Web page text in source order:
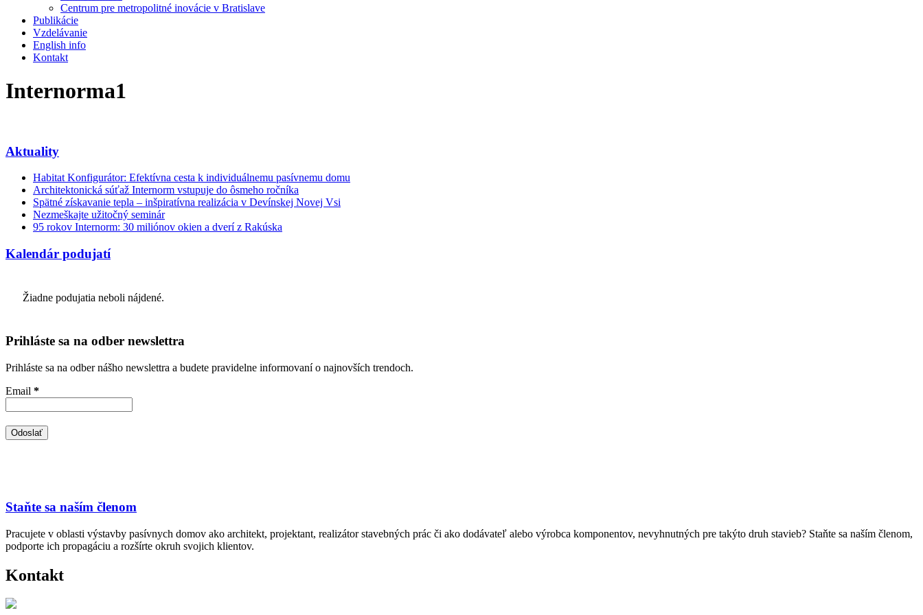
Centrum pre metropolitné inovácie v Bratislave
Publikácie
Vzdelávanie
English info
Kontakt
Internorma1
Aktuality
Habitat Konfigurátor: Efektívna cesta k individuálnemu pasívnemu domu
Architektonická súťaž Internorm vstupuje do ôsmeho ročníka
Spätné získavanie tepla – inšpiratívna realizácia v Devínskej Novej Vsi
Nezmeškajte užitočný seminár
95 rokov Internorm: 30 miliónov okien a dverí z Rakúska
Kalendár podujatí
Žiadne podujatia neboli nájdené.
Prihláste sa na odber newslettra
Prihláste sa na odber nášho newslettra a budete pravidelne informovaní o najnovších trendoch.
Email *
Staňte sa naším členom
Pracujete v oblasti výstavby pasívnych domov ako architekt, projektant, realizátor stavebných prác či ako dodávateľ alebo výrobca komponentov, nevyhnutných pre takýto druh stavieb? Staňte sa naším členom,
podporte ich propagáciu a rozšírte okruh svojich klientov.
Kontakt